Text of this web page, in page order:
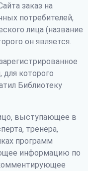
заказ на
потребителей,
лица (название
он является.
для которого
Библиотеку
выступающее в
тренера,
программ
информацию по